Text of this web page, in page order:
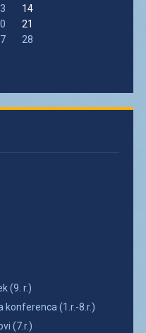
14
21
28
(9. r.)
konferenca (1.r.-8.r.)
(7.r.)